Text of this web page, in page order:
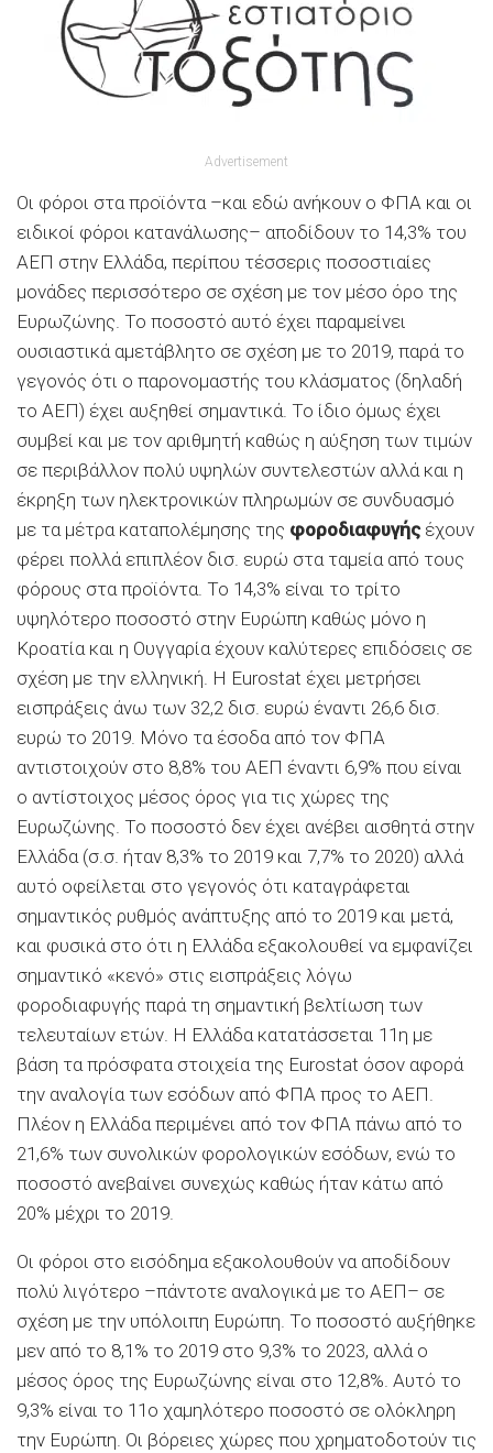
Advertisement
Οι φόροι στα προϊόντα –και εδώ ανήκουν ο ΦΠΑ και οι
ειδικοί φόροι κατανάλωσης– αποδίδουν το 14,3% του
ΑΕΠ στην Ελλάδα, περίπου τέσσερις ποσοστιαίες
μονάδες περισσότερο σε σχέση με τον μέσο όρο της
Ευρωζώνης. Το ποσοστό αυτό έχει παραμείνει
ουσιαστικά αμετάβλητο σε σχέση με το 2019, παρά το
γεγονός ότι ο παρονομαστής του κλάσματος (δηλαδή
το ΑΕΠ) έχει αυξηθεί σημαντικά. Το ίδιο όμως έχει
συμβεί και με τον αριθμητή καθώς η αύξηση των τιμών
σε περιβάλλον πολύ υψηλών συντελεστών αλλά και η
έκρηξη των ηλεκτρονικών πληρωμών σε συνδυασμό
με τα μέτρα καταπολέμησης της φοροδιαφυγής έχουν
φέρει πολλά επιπλέον δισ. ευρώ στα ταμεία από τους
φόρους στα προϊόντα. Το 14,3% είναι το τρίτο
υψηλότερο ποσοστό στην Ευρώπη καθώς μόνο η
Κροατία και η Ουγγαρία έχουν καλύτερες επιδόσεις σε
σχέση με την ελληνική. Η Eurostat έχει μετρήσει
εισπράξεις άνω των 32,2 δισ. ευρώ έναντι 26,6 δισ.
ευρώ το 2019. Μόνο τα έσοδα από τον ΦΠΑ
αντιστοιχούν στο 8,8% του ΑΕΠ έναντι 6,9% που είναι
ο αντίστοιχος μέσος όρος για τις χώρες της
Ευρωζώνης. Το ποσοστό δεν έχει ανέβει αισθητά στην
Ελλάδα (σ.σ. ήταν 8,3% το 2019 και 7,7% το 2020) αλλά
αυτό οφείλεται στο γεγονός ότι καταγράφεται
σημαντικός ρυθμός ανάπτυξης από το 2019 και μετά,
και φυσικά στο ότι η Ελλάδα εξακολουθεί να εμφανίζει
σημαντικό «κενό» στις εισπράξεις λόγω
φοροδιαφυγής παρά τη σημαντική βελτίωση των
τελευταίων ετών. H Ελλάδα κατατάσσεται 11η με
βάση τα πρόσφατα στοιχεία της Eurostat όσον αφορά
την αναλογία των εσόδων από ΦΠΑ προς το ΑΕΠ.
Πλέον η Ελλάδα περιμένει από τον ΦΠΑ πάνω από το
21,6% των συνολικών φορολογικών εσόδων, ενώ το
ποσοστό ανεβαίνει συνεχώς καθώς ήταν κάτω από
20% μέχρι το 2019.
Οι φόροι στο εισόδημα εξακολουθούν να αποδίδουν
πολύ λιγότερο –πάντοτε αναλογικά με το ΑΕΠ– σε
σχέση με την υπόλοιπη Ευρώπη. Το ποσοστό αυξήθηκε
μεν από το 8,1% το 2019 στο 9,3% το 2023, αλλά ο
μέσος όρος της Ευρωζώνης είναι στο 12,8%. Αυτό το
9,3% είναι το 11ο χαμηλότερο ποσοστό σε ολόκληρη
την Ευρώπη. Οι βόρειες χώρες που χρηματοδοτούν τις